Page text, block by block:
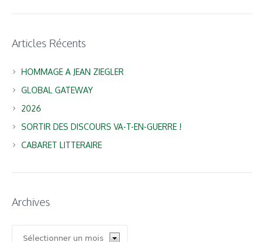
Articles Récents
HOMMAGE A JEAN ZIEGLER
GLOBAL GATEWAY
2026
SORTIR DES DISCOURS VA-T-EN-GUERRE !
CABARET LITTERAIRE
Archives